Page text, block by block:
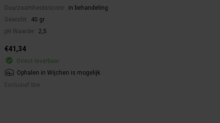
Duurzaamheidsscore:
in behandeling
Gewicht:
40 gr
pH Waarde:
2,5
€41,34
Direct leverbaar
Ophalen in Wijchen is mogelijk.
Exclusief btw.